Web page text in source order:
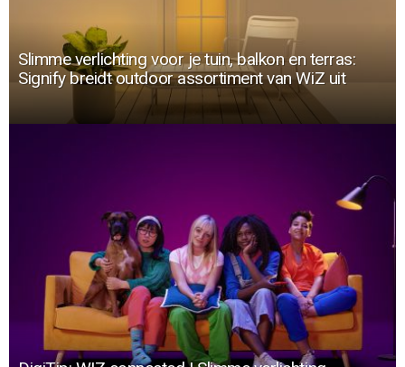
Slimme verlichting voor je tuin, balkon en terras:
Signify breidt outdoor assortiment van WiZ uit